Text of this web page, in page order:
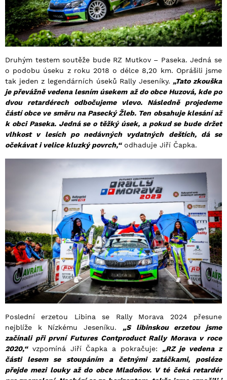
Druhým testem soutěže bude RZ Mutkov – Paseka. Jedná se
o podobu úseku z roku 2018 o délce 8,20 km. Oprášili jsme
tak jeden z legendárních úseků Rally Jeseníky. „Tato zkouška
je převážně vedena lesním úsekem až do obce Huzová, kde po
dvou retardérech odbočujeme vlevo. Následně projedeme
částí obce ve směru na Pasecký Žleb. Ten obsahuje klesání až
k obci Paseka. Jedná se o těžký úsek, a pokud se bude držet
vlhkost v lesích po nedávných vydatných deštích, dá se
očekávat i velice kluzký povrch,“odhaduje Jiří Čapka.
Poslední erzetou Libina se Rally Morava 2024 přesune
nejblíže k Nízkému Jeseníku. „S libinskou erzetou jsme
začínali při první Futures Contproduct Rally Morava v roce
2020,“vzpomíná Jiří Čapka a pokračuje: „RZ je vedena z
části lesem se stoupáním a četnými zatáčkami, posléze
přejde mezi louky až do obce Mladoňov. V té čeká retardér